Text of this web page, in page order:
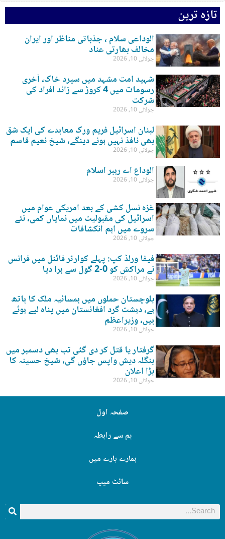
تازہ ترین
الوداعی سلام ، جذباتی مناظر اور ایران
مخالف بھارتی عناد
جولائی 10, 2026
شہید امت مشہد میں سپرد خاک، آخری
رسومات میں 4 کروڑ سے زائد افراد کی
شرکت
جولائی 10, 2026
لبنان اسرائیل فریم ورک معاہدے کی ایک شق
بھی نافذ نہیں ہونے دینگے، شیخ نعیم قاسم
جولائی 10, 2026
الوداع اے رہبر اسلام
جولائی 10, 2026
غزہ نسل کشی کے بعد امریکی عوام میں
اسرائیل کی مقبولیت میں نمایاں کمی، نئے
سروے میں اہم انکشافات
جولائی 10, 2026
فیفا ورلڈ کپ: پہلے کوارٹر فائنل میں فرانس
نے مراکش کو 0-2 گول سے ہرا دیا
جولائی 10, 2026
بلوچستان حملوں میں ہمسائیہ ملک کا ہاتھ
ہے، دہشت گرد افغانستان میں پناہ لیے ہوئے
ہیں، وزیراعظم
جولائی 10, 2026
گرفتار یا قتل کر دی گئی تب بھی دسمبر میں
بنگلہ دیش واپس جاؤں گی، شیخ حسینہ کا
بڑا اعلان
جولائی 10, 2026
صفحہ اول
ہم سے رابطہ
ہمارے بارے میں
سائٹ میپ